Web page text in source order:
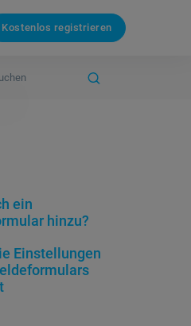
Kostenlos registrieren
ein
hinzu?
Einstellungen